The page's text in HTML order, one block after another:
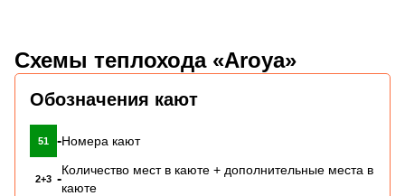
Схемы теплохода «Aroya»
Обозначения кают
51 -Номера кают
2+3 -
Количество мест в каюте + дополнительные места в
каюте